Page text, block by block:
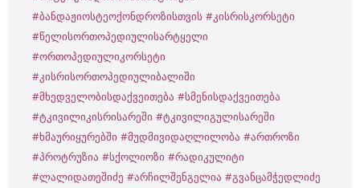
#ბანდაჟიოსტეოქონდროზისთვის #კისრისკორსეტი
#წელისორთოპედიულისარტყელი
#ორთოპედიულიკორსეტი
#კისრისორთოპედიულიბალიში
#მხედველობისდაქვეითება #სმენისდაქვეითება
#ტკივილიკისრისარეში #ტკივილიგულისარეში
#ხმაურიყურებში #მუდმივიდაღლილობა #ართროზი
#პროტრუზია #სქოლიოზი #რადიკულიტი
#ლალიდათეშიძე #არჩილშენგელია #გვანცამჭედლიძე